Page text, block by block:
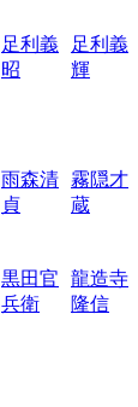
足利義
昭
足利義
輝
雨森清
貞
霧隠才
蔵
黒田官
兵衛
龍造寺
隆信